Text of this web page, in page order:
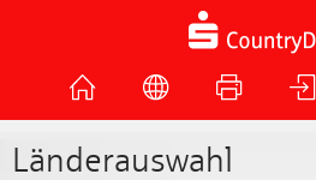
Länderauswahl